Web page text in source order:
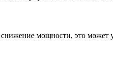
мощности, это может